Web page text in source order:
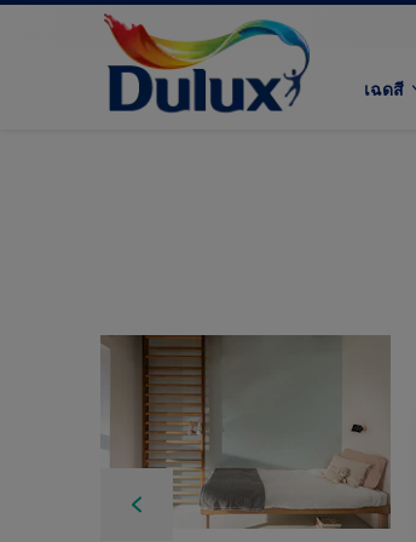
เฉดสี